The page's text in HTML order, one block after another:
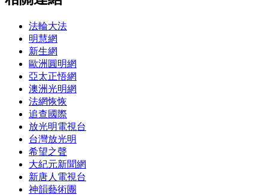
法輪大法
明慧網
新生網
歐洲圓明網
亞太正悟網
澳洲光明網
法網恢恢
追查國際
放光明電視台
台灣放光明
希望之聲
大紀元新聞網
新唐人電視台
神韻藝術團